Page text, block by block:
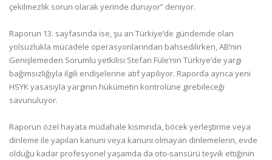
çekilmezlik sorun olarak yerinde duruyor” deniyor.
Raporun 13. sayfasında ise, şu an Türkiye’de gündemde olan
yolsuzlukla mücadele operasyonlarından bahsedilirken, AB’nin
Genişlemeden Sorumlu yetkilisi Stefan Füle’nin Türkiye’de yargı
bağımsızlığıyla ilgili endişelerine atıf yapılıyor. Raporda ayrıca yeni
HSYK yasasıyla yargının hükümetin kontrolüne girebileceği
savunuluyor.
Raporun özel hayata müdahale kısmında, böcek yerleştirme veya
dinleme ile yapılan kanuni veya kanuni olmayan dinlemelerin, evde
olduğu kadar profesyonel yaşamda da oto-sansürü teşvik ettiğinin